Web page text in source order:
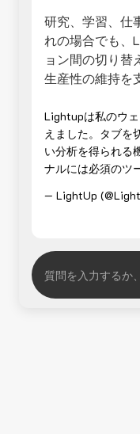
研究、学習、仕
れの場合でも、
ョン間の切り替
生産性の維持を
Lightupは私のウ
えました。タブを
い分析を得られる
ナルには必須のツ
— LightUp